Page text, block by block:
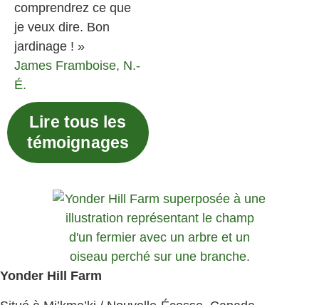
comprendrez ce que
je veux dire. Bon
jardinage ! »
James Framboise, N.-
É.
Lire tous les
témoignages
Yonder Hill Farm